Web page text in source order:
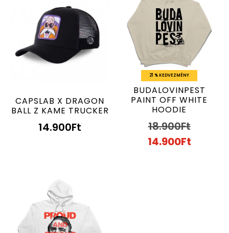
CAPSLAB X DRAGON
BALL Z KAME TRUCKER
14.900Ft
21 % KEDVEZMÉNY
BUDALOVINPEST
PAINT OFF WHITE
HOODIE
18.900Ft
14.900Ft